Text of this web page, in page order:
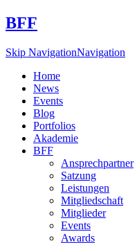
BFF
Skip NavigationNavigation
Home
News
Events
Blog
Portfolios
Akademie
BFF
Ansprechpartner
Satzung
Leistungen
Mitgliedschaft
Mitglieder
Events
Awards